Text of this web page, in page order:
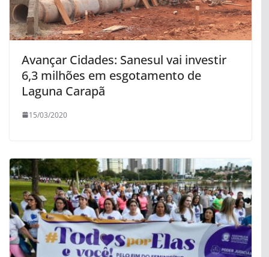
Avançar Cidades: Sanesul vai investir
6,3 milhões em esgotamento de
Laguna Carapã
15/03/2020